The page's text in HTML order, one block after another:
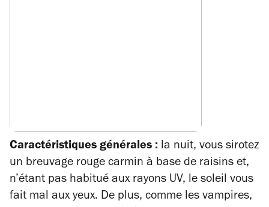
Caractéristiques générales : la nuit, vous sirotez
un breuvage rouge carmin à base de raisins et,
n’étant pas habitué aux rayons UV, le soleil vous
fait mal aux yeux. De plus, comme les vampires,